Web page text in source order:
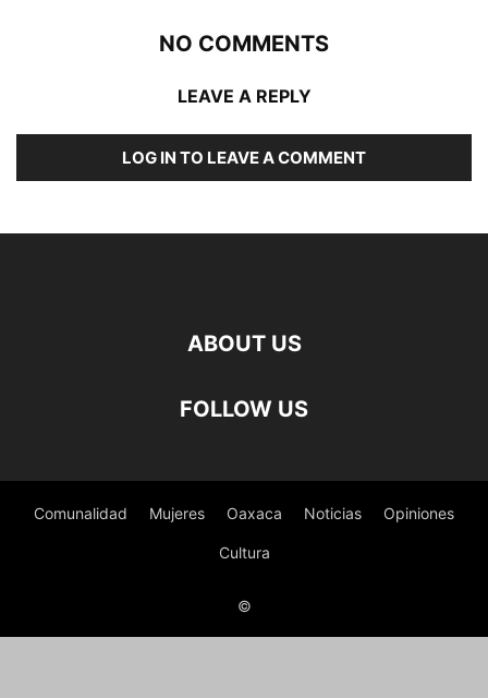
NO COMMENTS
LEAVE A REPLY
LOG IN TO LEAVE A COMMENT
ABOUT US
FOLLOW US
Comunalidad Mujeres Oaxaca Noticias Opiniones
Cultura
©